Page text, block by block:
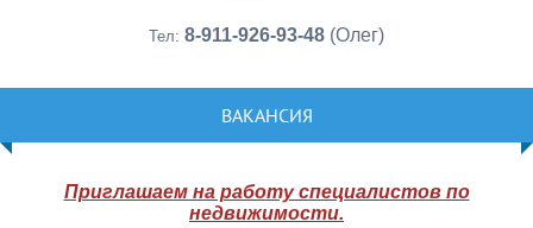
Тел: 8-911-926-93-48 (Олег)
ВАКАНСИЯ
Приглашаем на работу специалистов по
недвижимости.